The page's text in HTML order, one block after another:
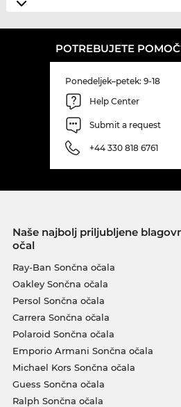
POTREBUJETE
Ponedeljek–petek: 9-18
Help Center
Submit a request
+44 330 818 6761
Naše najbolj priljubljene
očal
Ray-Ban Sončna očala
Oakley Sončna očala
Persol Sončna očala
Carrera Sončna očala
Polaroid Sončna očala
Emporio Armani Sončna očala
Michael Kors Sončna očala
Guess Sončna očala
Ralph Sončna očala